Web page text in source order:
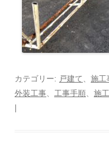
カテゴリー: 戸建て、 施工
外装工事、 工事手順、 施